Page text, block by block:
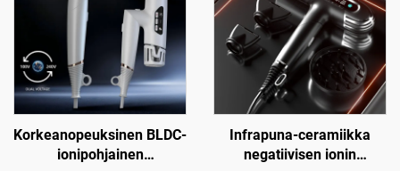
Korkeanopeuksinen BLDC-
ionipohjainen
Infrapuna-ceramiikka
negatiivisen ionin